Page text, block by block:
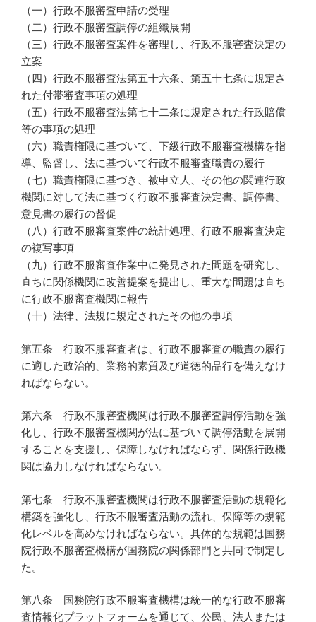
（一）行政不服審査申請の受理
（二）行政不服審査調停の組織展開
（三）行政不服審査案件を審理し、行政不服審査決定の
立案
（四）行政不服審査法第五十六条、第五十七条に規定さ
れた付帯審査事項の処理
（五）行政不服審査法第七十二条に規定された行政賠償
等の事項の処理
（六）職責権限に基づいて、下級行政不服審査機構を指
導、監督し、法に基づいて行政不服審査職責の履行
（七）職責権限に基づき、被申立人、その他の関連行政
機関に対して法に基づく行政不服審査決定書、調停書、
意見書の履行の督促
（八）行政不服審査案件の統計処理、行政不服審査決定
の複写事項
（九）行政不服審査作業中に発見された問題を研究し、
直ちに関係機関に改善提案を提出し、重大な問題は直ち
に行政不服審査機関に報告
（十）法律、法規に規定されたその他の事項
第五条 行政不服審査者は、行政不服審査の職責の履行
に適した政治的、業務的素質及び道徳的品行を備えなけ
ればならない。
第六条 行政不服審査機関は行政不服審査調停活動を強
化し、行政不服審査機関が法に基づいて調停活動を展開
することを支援し、保障しなければならず、関係行政機
関は協力しなければならない。
第七条 行政不服審査機関は行政不服審査活動の規範化
構築を強化し、行政不服審査活動の流れ、保障等の規範
化レベルを高めなければならない。具体的な規範は国務
院行政不服審査機構が国務院の関係部門と共同で制定し
た。
第八条 国務院行政不服審査機構は統一的な行政不服審
査情報化プラットフォームを通じて、公民、法人または